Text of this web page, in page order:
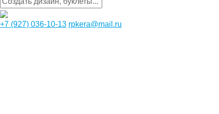
+7 (927) 036-10-13 rpkera@mail.ru